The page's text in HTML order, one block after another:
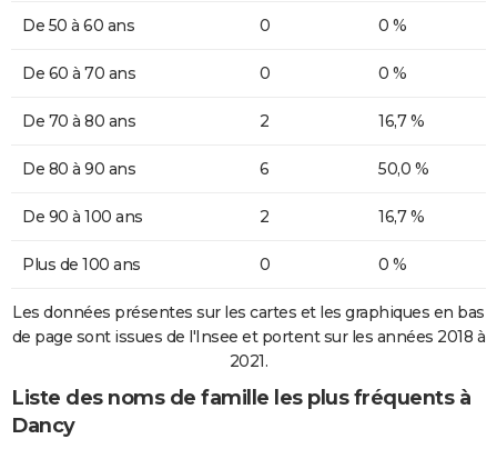
De 50 à 60 ans 0 0 %
De 60 à 70 ans 0 0 %
De 70 à 80 ans 2 16,7 %
De 80 à 90 ans 6 50,0 %
De 90 à 100 ans 2 16,7 %
Plus de 100 ans 0 0 %
Les données présentes sur les cartes et les graphiques en bas
de page sont issues de l'Insee et portent sur les années 2018 à
2021.
Liste des noms de famille les plus fréquents à
Dancy